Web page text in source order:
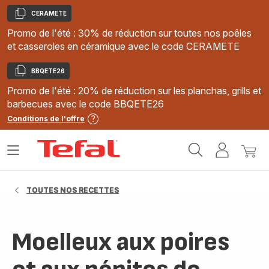
Copier
CERAMETE
Promo de l'été : 30% de réduction sur toutes nos poêles
et casseroles en céramique avec le code CERAMETE
Copier
BBQETE26
Promo de l'été : 20% de réduction sur les planchas, grills et
barbecues avec le code BBQETE26
Conditions de l'offre
MonMon
Ouvrir
TOUTES NOS RECETTES
Moelleux aux poires